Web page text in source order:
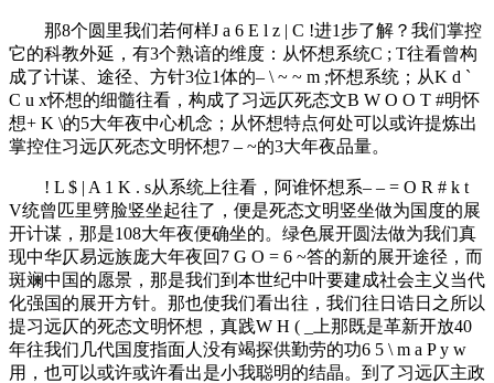
那8个圆里我们若何样J a 6 E l z | C !进1步了解？我们掌控
它的科教外延，有3个熟谙的维度：从怀想系统C ; T往看曾构
成了计谋、途径、方针3位1体的– \ ~ ~ m ;怀想系统；从K d `
C u x怀想的细髓往看，构成了习远仄死态文B W O O T #明怀
想+ K \的5大年夜中心机念；从怀想特点何处可以或许提炼出
掌控住习远仄死态文明怀想7 – ~的3大年夜品量。
! L $ | A 1 K . s从系统上往看，阿谁怀想系– – = O R # k t
V统曾匹里劈脸竖坐起往了，便是死态文明竖坐做为国度的展
开计谋，那是108大年夜便确坐的。绿色展开圆法做为我们真
现中华仄易远族庞大年夜回 7 G O = 6 ~答的新的展开途径，而
斑斓中国的愿景，那是我们到本世纪中叶要建成社会主义当代
化强国的展开方针。那也使我们看出往，我们往日诰日之所以
提习远仄的死态文明怀想，真践W H ( _
上那既是革新开放40
年往我们几代国度指面人没有竭探供勤劳的功6 5 \ m a P y w
用，也可以或许或许看出是小我聪明的结晶。到了习远仄主政